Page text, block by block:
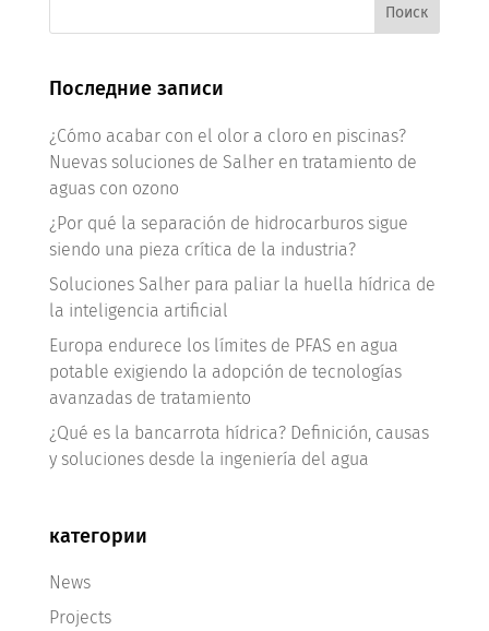
Последние записи
¿Cómo acabar con el olor a cloro en piscinas?
Nuevas soluciones de Salher en tratamiento de
aguas con ozono
¿Por qué la separación de hidrocarburos sigue
siendo una pieza crítica de la industria?
Soluciones Salher para paliar la huella hídrica de
la inteligencia artificial
Europa endurece los límites de PFAS en agua
potable exigiendo la adopción de tecnologías
avanzadas de tratamiento
¿Qué es la bancarrota hídrica? Definición, causas
y soluciones desde la ingeniería del agua
категории
News
Projects